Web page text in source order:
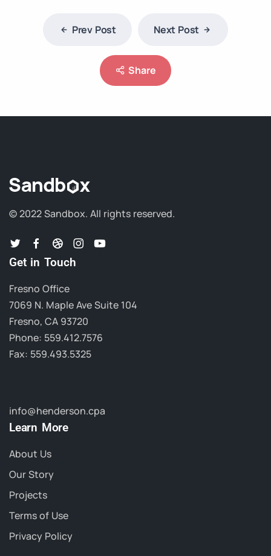
Prev Post Next Post
Share
© 2022 Sandbox. All rights reserved.
Get in Touch
Fresno Office
7069 N. Maple Ave Suite 104
Fresno, CA 93720
Phone: 559.412.7576
Fax: 559.493.5325
info@henderson.cpa
Learn More
About Us
Our Story
Projects
Terms of Use
Privacy Policy